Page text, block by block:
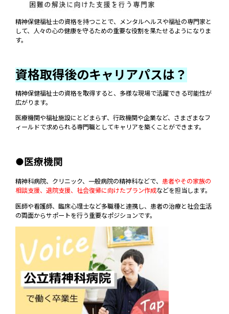
精神保健福祉士の資格を持つことで、メンタルヘルスや福祉の専門家と
して、人々の心の健康を守るための重要な役割を果たせるようになりま
す。
資格取得後のキャリアパスは？
精神保健福祉士の資格を取得すると、多様な現場で活躍できる可能性が
広がります。
医療機関や福祉施設にとどまらず、行政機関や企業など、さまざまなフ
ィールドで求められる専門職としてキャリアを築くことができます。
●医療機関
精神科病院、クリニック、一般病院の精神科などで、 患者やその家族の
相談支援、退院支援、社会復帰に向けたプラン作成などを担当します。
医師や看護師、臨床心理士など多職種と連携し、患者の治療と社会生活
の両面からサポートを行う重要なポジションです。